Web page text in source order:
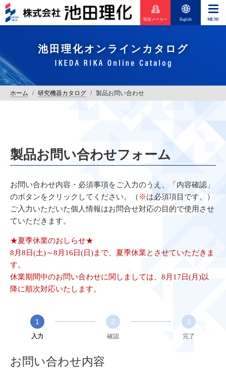
取扱メーカー English
池田理化オンラインカタログ
ホーム / 研究機器カタログ / 製品お問い合わせ
製品お問い合わせフォーム
お問い合わせ内容・必須事項をご入力のうえ、「内容確認」
のボタンをクリックしてください。（ ※は必須項目です。）
ご入力いただいた個人情報はお問合せ対応の目的で使用させ
ていただきます。
★夏季休業のおしらせ★
8月8日(土)～8月16日(日)まで、夏季休業とさせていただきま
す。
休業期間中のお問い合わせに関しましては、8月17日(月)以
降に順次対応いたします。
1
入力
2
確認
3
完了
お問い合わせ内容